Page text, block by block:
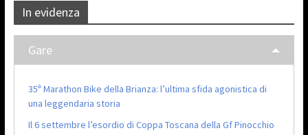
In evidenza
Gare
35ª Marathon Bike della Brianza: l’ultima sfida agonistica di
una leggendaria storia
Il 6 settembre l’esordio di Coppa Toscana della Gf Pinocchio